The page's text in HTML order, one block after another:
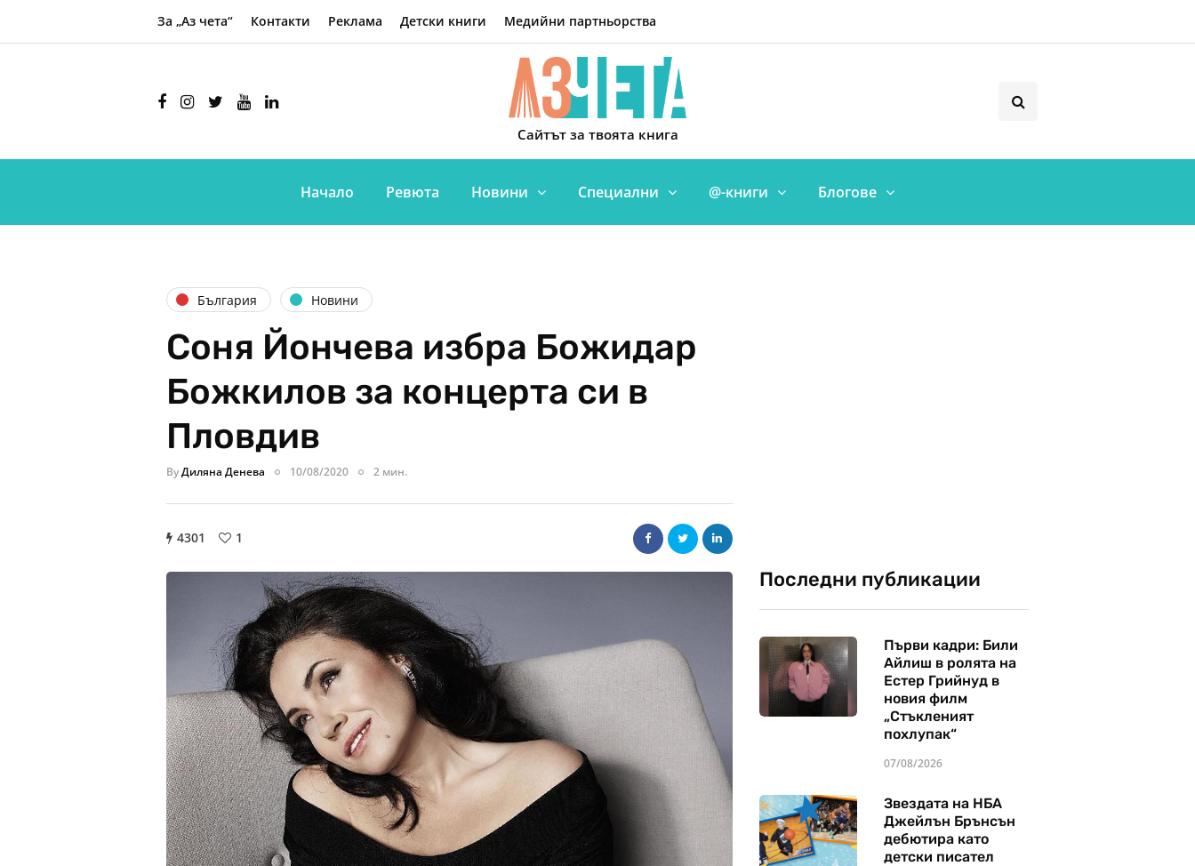
За „Аз чета“ Контакти Реклама Детски книги Медийни партньорства
Сайтът за твоята книга
Начало Ревюта Новини Специални @-книги Блогове
България Новини
Соня Йончева избра Божидар
Божкилов за концерта си в
Пловдив
ByДиляна Денева 10/08/2020 2 мин.
4301 1
Последни публикации
Първи кадри: Били
Айлиш в ролята на
Естер Грийнуд в
новия филм
„Стъкленият
похлупак“
07/08/2026
Звездата на НБА
Джейлън Брънсън
дебютира като
детски писател